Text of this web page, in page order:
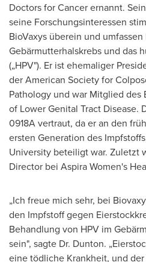
Doctors for Cancer ernannt.
seine Forschungsinteressen
BioVaxys überein und
Gebärmutterhalskrebs und das
(„HPV"). Er ist ehemaliger
der American Society for
Pathology und war Mitglied des
of Lower Genital Tract Disease.
0918A vertraut, da er an den
ersten Generation des
University beteiligt war. Zuletzt
Director bei Aspira Women's
„Ich freue mich sehr, bei
den Impfstoff gegen
Behandlung von HPV im
sein", sagte Dr. Dunton.
eine tödliche Krankheit, und